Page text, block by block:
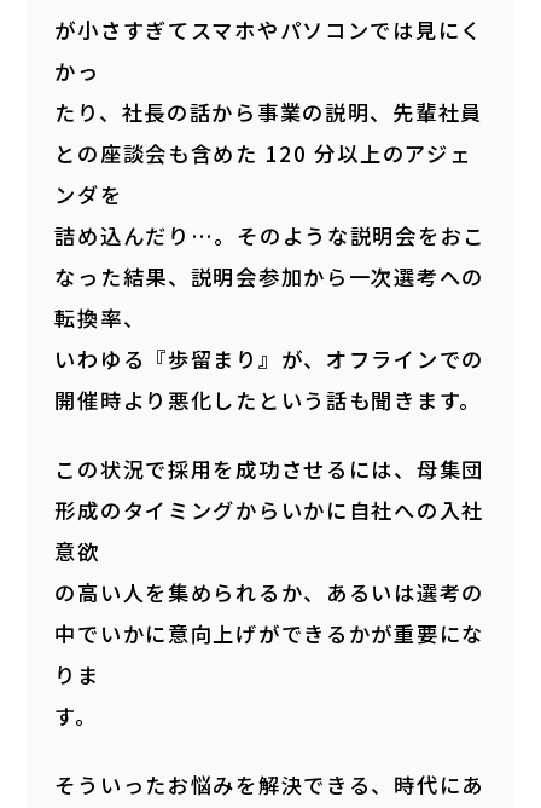
が小さすぎてスマホやパソコンでは見にく
かっ
たり、社長の話から事業の説明、先輩社員
との座談会も含めた 120 分以上のアジェ
ンダを
詰め込んだり…。そのような説明会をおこ
なった結果、説明会参加から一次選考への
転換率、
いわゆる『歩留まり』が、オフラインでの
開催時より悪化したという話も聞きます。
この状況で採用を成功させるには、母集団
形成のタイミングからいかに自社への入社
意欲
の高い人を集められるか、あるいは選考の
中でいかに意向上げができるかが重要にな
りま
す。
そういったお悩みを解決できる、時代にあ